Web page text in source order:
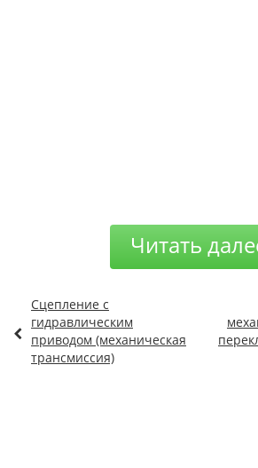
Читать
Сцепление с
гидравлическим
приводом (механическая
трансмиссия)